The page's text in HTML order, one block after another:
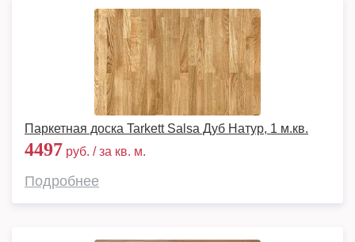
Паркетная доска Tarkett Salsa Дуб Натур, 1 м.кв.
4497 руб. / за кв. м.
Подробнее